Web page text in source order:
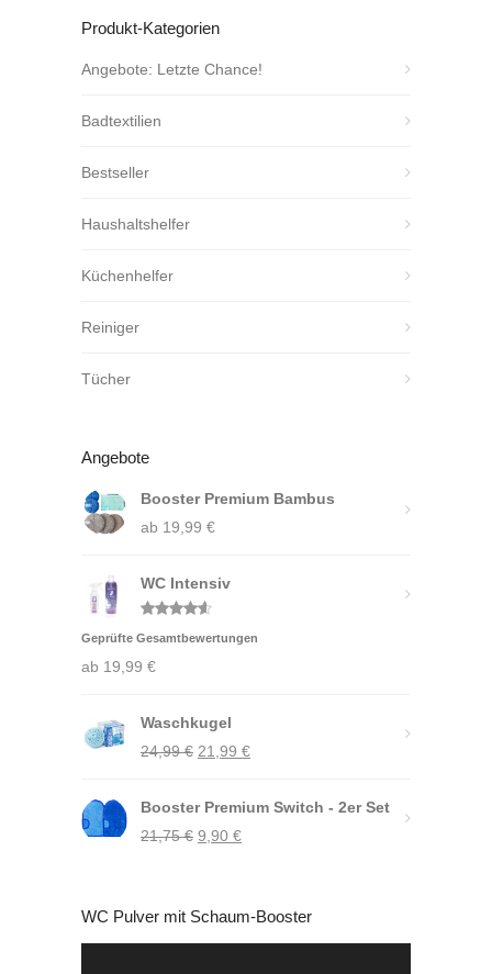
Produkt-Kategorien
Angebote: Letzte Chance!
Badtextilien
Bestseller
Haushaltshelfer
Küchenhelfer
Reiniger
Tücher
Angebote
Booster Premium Bambus
ab 19,99 €
WC Intensiv
Bewertet
mit4.50
Geprüfte Gesamtbewertungen
ab 19,99 €
Waschkugel
24,99€ Ursprünglicher
war:
24,99 €
21,99 €Aktueller
ist:
Booster Premium Switch - 2er Set
21,75€ Ursprünglicher
21,75 €
9,90 €Aktueller
9,90 €.
WC Pulver mit Schaum-Booster